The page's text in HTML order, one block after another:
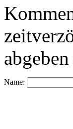
Name: